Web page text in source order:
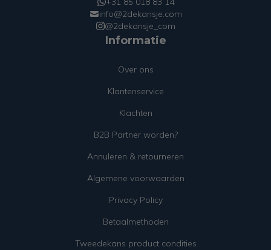
info@2dekansje.com
@2dekansje_com
Informatie
Over ons
Klantenservice
Klachten
B2B Partner worden?
Annuleren & retourneren
Algemene voorwaarden
Privacy Policy
Betaalmethoden
Tweedekans product condities